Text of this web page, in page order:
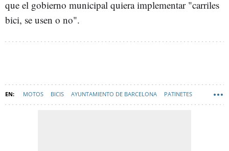
que el gobierno municipal quiera implementar "carriles
bici, se usen o no".
MOTOS BICIS AYUNTAMIENTO DE BARCELONA PATINETES